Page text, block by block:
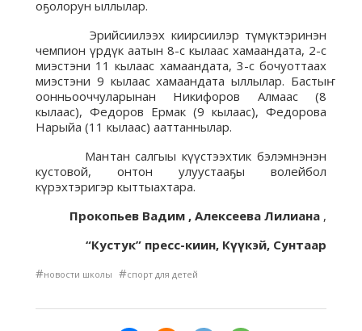
оҕолорун ыллылар.
Эрийсиилээх киирсиилэр түмүктэринэн
чемпион үрдүк аатын 8-с кылаас хамаандата, 2-с
миэстэни 11 кылаас хамаандата, 3-с бочуоттаах
миэстэни 9 кылаас хамаандата ыллылар. Бастыҥ
оонньооччуларынан Никифоров Алмаас (8
кылаас), Федоров Ермак (9 кылаас), Федорова
Нарыйа (11 кылаас) ааттаннылар.
Мантан салгыы күүстээхтик бэлэмнэнэн
кустовой, онтон улуустааҕы волейбол
күрэхтэригэр кыттыахтара.
Прокопьев Вадим , Алексеева Лилиана ,
“Кустук” пресс-киин, Күүкэй, Сунтаар
#новости школы #спорт для детей